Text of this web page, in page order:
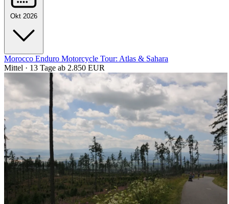
Okt 2026
Morocco Enduro Motorcycle Tour: Atlas & Sahara
Mittel · 13 Tage ab 2.850 EUR